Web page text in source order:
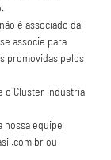
é associado da
associe para
promovidas pelos
o Cluster Indústria
nossa equipe
ou